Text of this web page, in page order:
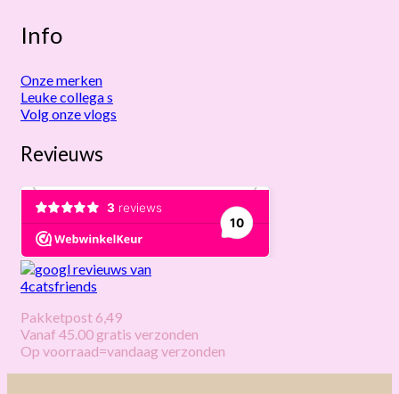
Info
Onze merken
Leuke collega s
Volg onze vlogs
Revieuws
Pakketpost 6,49
Vanaf 45.00 gratis verzonden
Op voorraad=vandaag verzonden